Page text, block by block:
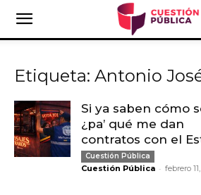
Etiqueta: Antonio
Si ya saben cómo
¿pa’ qué me dan
contratos con el
Cuestión Pública
Cuestión Pública - febrero